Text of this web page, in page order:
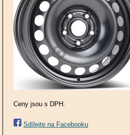
Ceny jsou s DPH.
Sdílejte na Facebooku